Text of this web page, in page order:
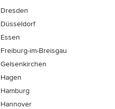
Dresden
Düsseldorf
Essen
Freiburg-im-Breisgau
Gelsenkirchen
Hagen
Hamburg
Hannover